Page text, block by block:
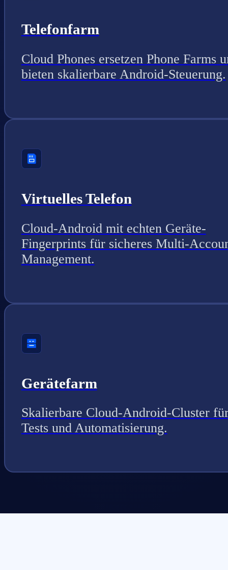
Telefonfarm
Cloud Phones ersetzen Phone Farms
bieten skalierbare Android-Steuerung.
Virtuelles Telefon
Cloud-Android mit echten Geräte-
Fingerprints für sicheres Multi-
Management.
Gerätefarm
Skalierbare Cloud-Android-Cluster
Tests und Automatisierung.